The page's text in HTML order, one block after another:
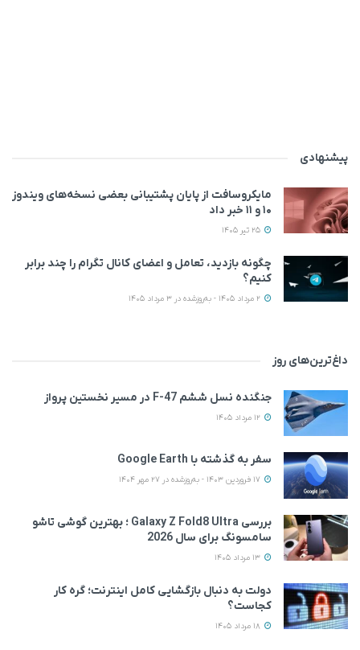
پیشنهادی
مایکروسافت از پایان پشتیبانی بعضی نسخه‌های ویندوز
۱۰ و ۱۱ خبر داد
چگونه بازدید، تعامل و اعضای کانال تگرام را چند برابر
کنیم؟
داغ‌ترین‌های روز
جنگنده نسل ششم F-47 در مسیر نخستین پرواز
سفر به گذشته با Google Earth
بررسی Galaxy Z Fold8 Ultra ؛ بهترین گوشی تاشو
سامسونگ برای سال 2026
دولت به دنبال بازگشایی کامل اینترنت؛ گره کار
کجاست؟